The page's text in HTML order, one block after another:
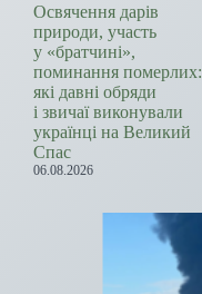
Освячення дарів
природи, участь
у «братчині»,
поминання померлих:
які давні обряди
і звичаї виконували
українці на Великий
Спас
06.08.2026